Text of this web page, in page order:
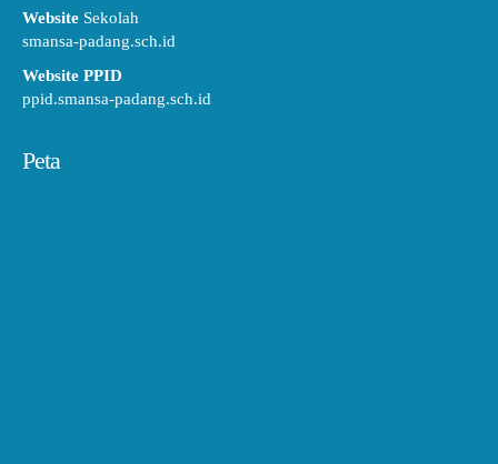
Website Sekolah
smansa-padang.sch.id
Website PPID
ppid.smansa-padang.sch.id
Peta